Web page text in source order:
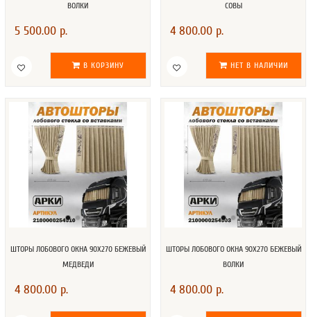
ВОЛКИ
5 500.00 р.
В КОРЗИНУ
СОВЫ
4 800.00 р.
НЕТ В НАЛИЧИИ
ШТОРЫ ЛОБОВОГО ОКНА 90Х270 БЕЖЕВЫЙ
МЕДВЕДИ
4 800.00 р.
ШТОРЫ ЛОБОВОГО ОКНА 90Х270 БЕЖЕВЫЙ
ВОЛКИ
4 800.00 р.